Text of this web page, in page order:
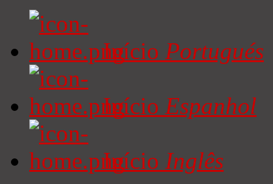
Início Portugués
Início Espanhol
Início Inglês